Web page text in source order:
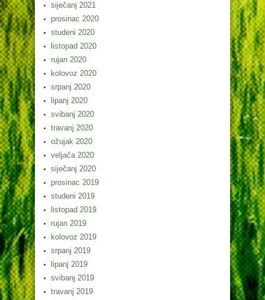
siječanj 2021
prosinac 2020
studeni 2020
listopad 2020
rujan 2020
kolovoz 2020
srpanj 2020
lipanj 2020
svibanj 2020
travanj 2020
ožujak 2020
veljača 2020
siječanj 2020
prosinac 2019
studeni 2019
listopad 2019
rujan 2019
kolovoz 2019
srpanj 2019
lipanj 2019
svibanj 2019
travanj 2019